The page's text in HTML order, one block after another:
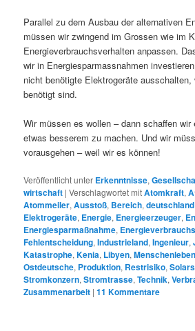
Parallel zu dem Ausbau der alternativen
müssen wir zwingend im Grossen wie im
Energieverbrauchsverhalten anpassen.
wir in Energiesparmassnahmen
nicht benötigte Elektrogeräte
benötigt sind.
Wir müssen es wollen – dann schaffen
etwas besserem zu machen. Und wir
vorausgehen – weil wir es können!
Veröffentlicht unter Erkenntnisse,
wirtschaft |Verschlagwortet mitAtomkraft,
Atommeiler,Ausstoß, Bereich,deutschland
Elektrogeräte, Energie, Energieerzeuger,
Energiesparmaßnahme,
Fehlentscheidung,Industrieland,Ingenieur,
Katastrophe,Kenia, Libyen,Menschenleben
Ostdeutsche, Produktion, Restrisiko,
Stromkonzern,Stromtrasse,Technik,
Zusammenarbeit |11 Kommentare